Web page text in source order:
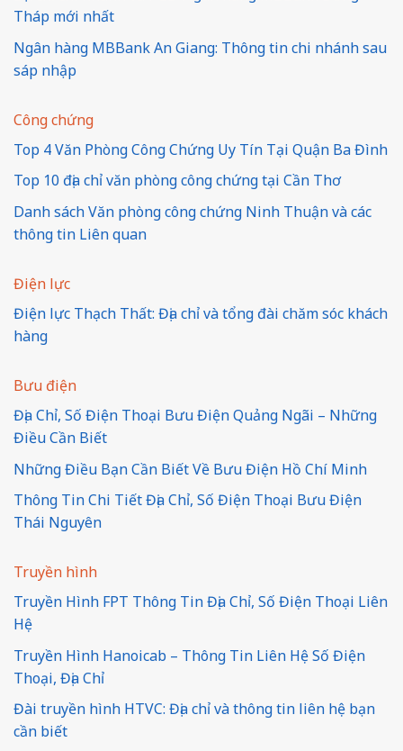
Tháp mới nhất
Ngân hàng MBBank An Giang: Thông tin chi nhánh sau
sáp nhập
Công chứng
Top 4 Văn Phòng Công Chứng Uy Tín Tại Quận Ba Đình
Top 10 địa chỉ văn phòng công chứng tại Cần Thơ
Danh sách Văn phòng công chứng Ninh Thuận và các
thông tin Liên quan
Điện lực
Điện lực Thạch Thất: Địa chỉ và tổng đài chăm sóc khách
hàng
Bưu điện
Địa Chỉ, Số Điện Thoại Bưu Điện Quảng Ngãi – Những
Điều Cần Biết
Những Điều Bạn Cần Biết Về Bưu Điện Hồ Chí Minh
Thông Tin Chi Tiết Địa Chỉ, Số Điện Thoại Bưu Điện
Thái Nguyên
Truyền hình
Truyền Hình FPT Thông Tin Địa Chỉ, Số Điện Thoại Liên
Hệ
Truyền Hình Hanoicab – Thông Tin Liên Hệ Số Điện
Thoại, Địa Chỉ
Đài truyền hình HTVC: Địa chỉ và thông tin liên hệ bạn
cần biết